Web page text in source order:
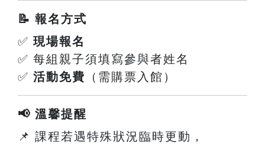
📝 報名方式
✅ 現場報名
✅ 每組親子須填寫參與者姓名
✅ 活動免費 （需購票入館）
📢 溫馨提醒
📌 課程若遇特殊狀況臨時更動，